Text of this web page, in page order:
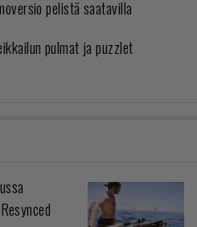
pelistä saatavilla
pulmat ja puzzlet